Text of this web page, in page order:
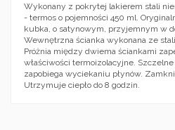
Wykonany z pokrytej lakierem stali
- termos o pojemności 450 ml.
kubka, o satynowym, przyjemnym w
Wewnętrzna ścianka wykonana ze
Próżnia między dwiema ściankami
właściwości termoizolacyjne.
zapobiega wyciekaniu płynów.
Utrzymuje ciepło do 8 godzin.